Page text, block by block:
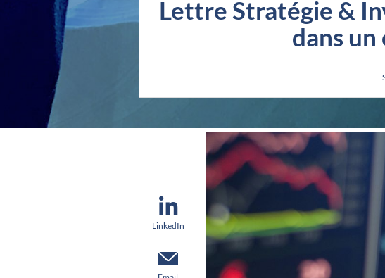
Lettre Stratégie &
dans
LinkedIn